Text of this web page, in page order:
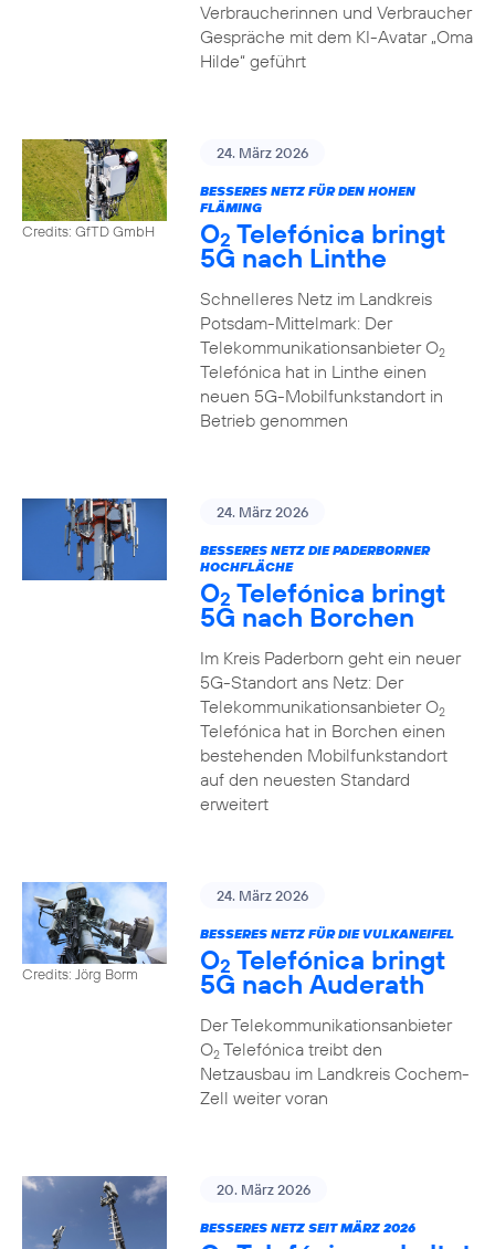
Verbraucherinnen und Verbraucher
Gespräche mit dem KI-Avatar „Oma
Hilde“ geführt
Credits: GfTD GmbH
24. März 2026
BESSERES NETZ FÜR DEN HOHEN
FLÄMING
O2 Telefónica bringt
5G nach Linthe
Schnelleres Netz im Landkreis
Potsdam-Mittelmark: Der
Telekommunikationsanbieter O2
Telefónica hat in Linthe einen
neuen 5G-Mobilfunkstandort in
Betrieb genommen
24. März 2026
BESSERES NETZ DIE PADERBORNER
HOCHFLÄCHE
O2 Telefónica bringt
5G nach Borchen
Im Kreis Paderborn geht ein neuer
5G-Standort ans Netz: Der
Telekommunikationsanbieter O2
Telefónica hat in Borchen einen
bestehenden Mobilfunkstandort
auf den neuesten Standard
erweitert
Credits: Jörg Borm
24. März 2026
BESSERES NETZ FÜR DIE VULKANEIFEL
O2 Telefónica bringt
5G nach Auderath
Der Telekommunikationsanbieter
O2Telefónica treibt den
Netzausbau im Landkreis Cochem-
Zell weiter voran
20. März 2026
BESSERES NETZ SEIT MÄRZ 2026